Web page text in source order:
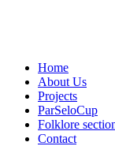
Home
About Us
Projects
ParSeloCup
Folklore
Contact